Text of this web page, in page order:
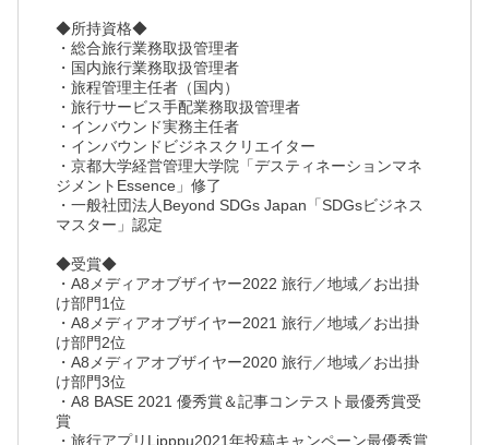
◆所持資格◆
・総合旅行業務取扱管理者
・国内旅行業務取扱管理者
・旅程管理主任者（国内）
・旅行サービス手配業務取扱管理者
・インバウンド実務主任者
・インバウンドビジネスクリエイター
・京都大学経営管理大学院「デスティネーションマネ
ジメントEssence」修了
・一般社団法人Beyond SDGs Japan「SDGsビジネス
マスター」認定
◆受賞◆
・A8メディアオブザイヤー2022 旅行／地域／お出掛
け部門1位
・A8メディアオブザイヤー2021 旅行／地域／お出掛
け部門2位
・A8メディアオブザイヤー2020 旅行／地域／お出掛
け部門3位
・A8 BASE 2021 優秀賞＆記事コンテスト最優秀賞受
賞
・旅行アプリLipppu2021年投稿キャンペーン最優秀賞